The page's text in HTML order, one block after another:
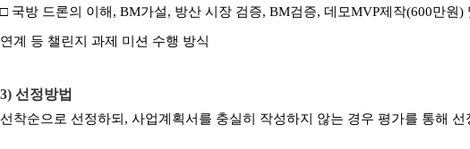
□ 국방 드론의 이해, BM가설, 방산 시장 검증, BM검증, 데모MVP제작(600만원
연계 등 챌린지 과제 미션 수행 방식
3) 선정방법
선착순으로 선정하되, 사업계획서를 충실히 작성하지 않는 경우 평가를 통해 선